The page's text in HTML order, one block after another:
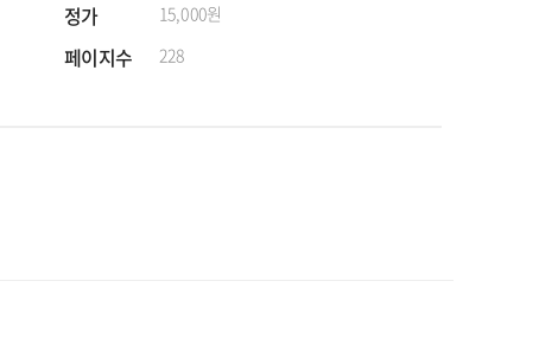
정가 15,000원
페이지수 228